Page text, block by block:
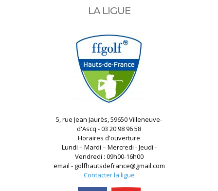
LA LIGUE
5, rue Jean Jaurès, 59650 Villeneuve-
d'Ascq - 03 20 98 96 58
Horaires d'ouverture
Lundi – Mardi – Mercredi - Jeudi -
Vendredi : 09h00-16h00
email - golfhautsdefrance@gmail.com
Contacter la ligue